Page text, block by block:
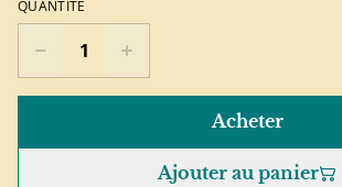
QUANTITÉ
Acheter
Ajouter au panier